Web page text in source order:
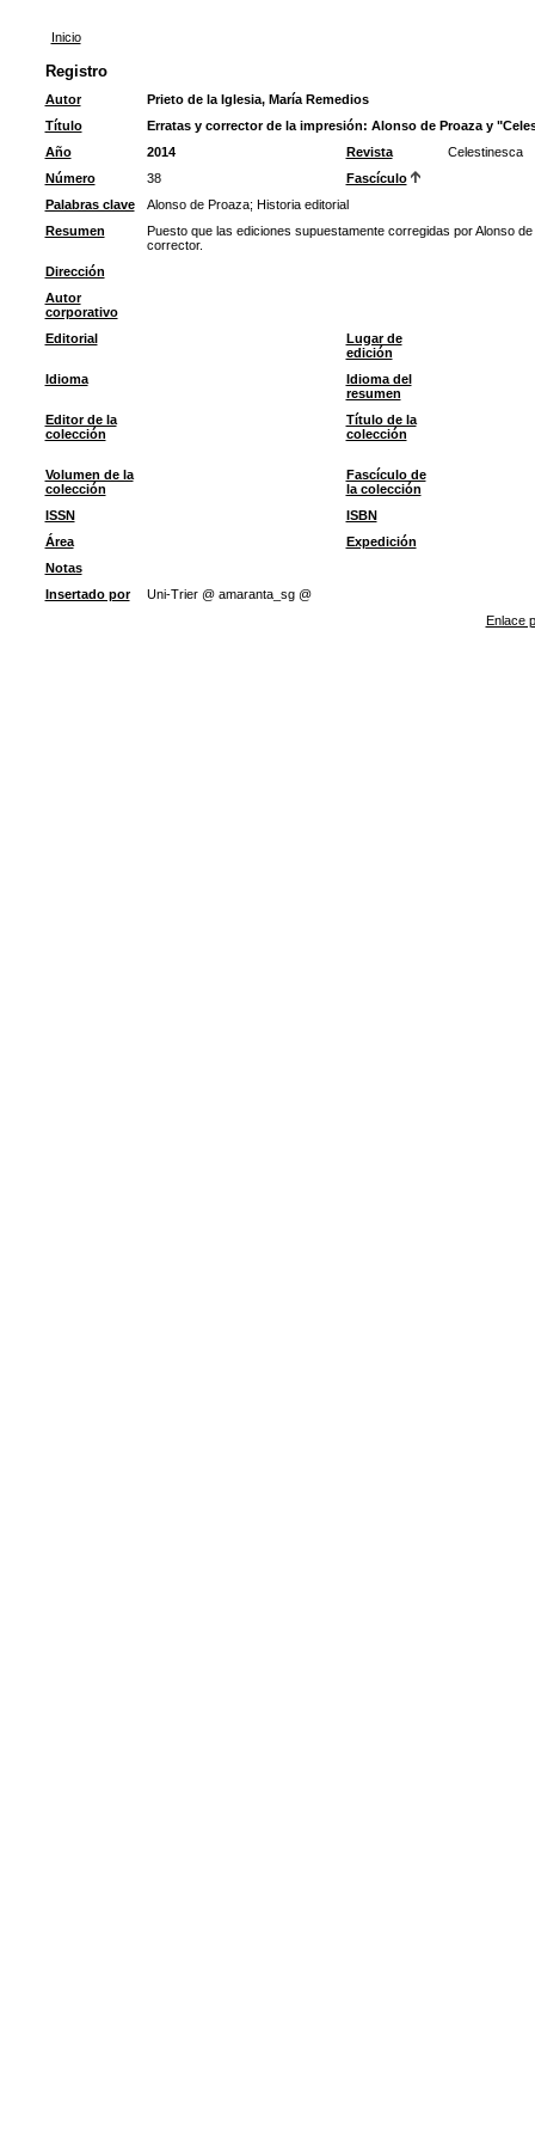
Inicio
Registro
Autor
Prieto de la Iglesia, María Remedios
Título
Erratas y corrector de la impresión: Alonso de Proaza y
Año
2014 Revista
Celestinesca
Número
38
Fascículo
Palabras clave
Alonso de Proaza; Historia editorial
Resumen
Puesto que las ediciones supuestamente corregidas por Alonso
corrector.
Dirección
Autor
corporativo
Editorial
Lugar de
edición
Idioma
Idioma del
resumen
Editor de la
colección
Título de la
colección
Volumen de la
colección
Fascículo de
la colección
ISSN
ISBN
Área
Expedición
Notas
Insertado por
Uni-Trier @ amaranta_sg @
Enlace